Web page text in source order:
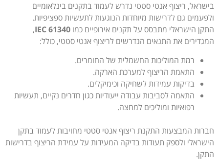
בישראל, ריצוף אנטי סטטי נדרש לעמוד בתקנים בינלאומיים
ולפעמים גם לדרישות מיוחדות הנוגעות לתעשיות ספציפיות.
התקן הישראלי מתבסס על תקנים אירופיים כמו IEC 61340
,
המגדירים את התנאים הנדרשים לריצוף אנטי סטטי, כולל:
רמת המוליכות החשמלית של החומרים.
התאמת הריצוף למערכת הארקה.
בדיקות עמידות לשחיקה וכימיקלים.
התאמה לסביבות עבודה ייעודיות כגון חדרים נקיים, תעשיות
רפואיות ומוליכים למחצה.
חברות המבצעות התקנת ריצוף אנטי סטטי מחויבות לעמוד בתקן
הישראלי ולספק תעודות בדיקה המעידות על עמידת הריצוף בדרישות
התקן.